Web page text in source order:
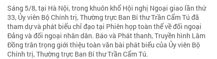
Sáng 5/8, tại Hà Nội, trong khuôn khổ Hội nghị Ngoại giao lần thứ
33, Ủy viên Bộ Chính trị, Thường trực Ban Bí thư Trần Cẩm Tú đã
tham dự và phát biểu chỉ đạo tại Phiên họp toàn thể về đối ngoại
Đảng và đối ngoại nhân dân. Báo và Phát thanh, Truyền hình Lâm
Đồng trân trọng giới thiệu toàn văn bài phát biểu của Ủy viên Bộ
Chính trị, Thường trực Ban Bí thư Trần Cẩm Tú.